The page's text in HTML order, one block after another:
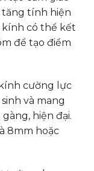
tăng tính hiện
kính có thể kết
để tạo điểm
cường lực
và mang
hiện đại.
8mm hoặc